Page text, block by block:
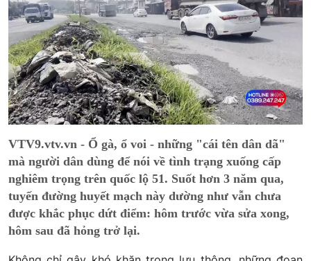
VTV9.vtv.vn - Ổ gà, ổ voi - những "cái tên dân dã"
mà người dân dùng để nói về tình trạng xuống cấp
nghiêm trọng trên quốc lộ 51. Suốt hơn 3 năm qua,
tuyến đường huyết mạch này dường như vẫn chưa
được khắc phục dứt điểm: hôm trước vừa sửa xong,
hôm sau đã hỏng trở lại.